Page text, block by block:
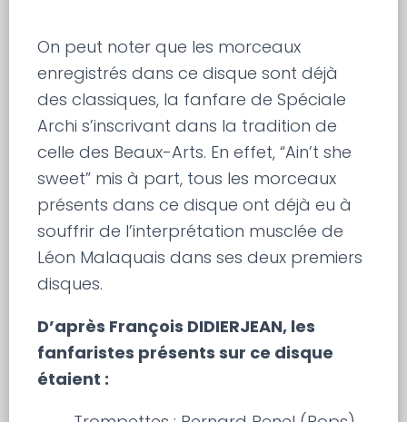
On peut noter que les morceaux
enregistrés dans ce disque sont déjà
des classiques, la fanfare de Spéciale
Archi s’inscrivant dans la tradition de
celle des Beaux-Arts. En effet, “Ain’t she
sweet” mis à part, tous les morceaux
présents dans ce disque ont déjà eu à
souffrir de l’interprétation musclée de
Léon Malaquais dans ses deux premiers
disques.
D’après François DIDIERJEAN, les
fanfaristes présents sur ce disque
étaient :